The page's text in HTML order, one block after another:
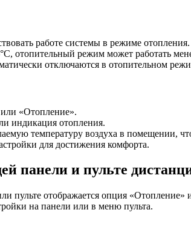
работе системы в режиме отопления.
отопительный режим может работать
отключаются в отопительном
«Отопление».
индикация отопления.
температуру воздуха в помещении,
для достижения комфорта.
панели и пульте
пульте отображается опция
на панели или в меню пульта.